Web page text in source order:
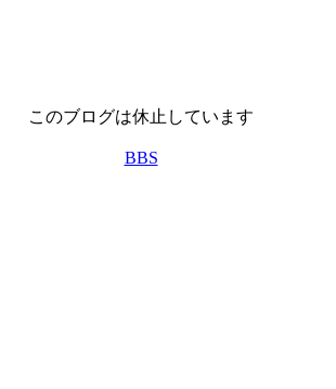
このブログは休止しています
BBS